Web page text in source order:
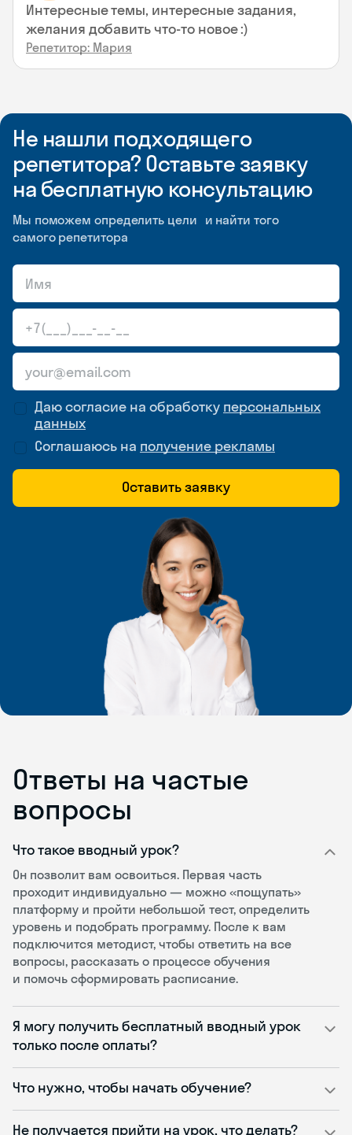
Интересные темы, интересные задания,
желания добавить что-то новое :)
Репетитор: Мария
Не нашли подходящего
репетитора? Оставьте заявку
на бесплатную консультацию
Мы поможем определить цели и найти того
самого репетитора
Даю согласие на обработку персональных
данных
Соглашаюсь на получение рекламы
Оставить заявку
Ответы на частые
вопросы
Что такое вводный урок?
Он позволит вам освоиться. Первая часть
проходит индивидуально — можно «пощупать»
платформу и пройти небольшой тест, определить
уровень и подобрать программу. После к вам
подключится методист, чтобы ответить на все
вопросы, рассказать о процессе обучения
и помочь сформировать расписание.
Я могу получить бесплатный вводный урок
только после оплаты?
Что нужно, чтобы начать обучение?
Не получается прийти на урок, что делать?